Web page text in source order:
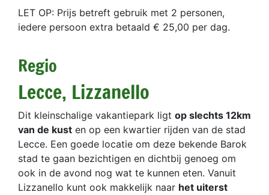
LET OP: Prijs betreft gebruik met 2 personen,
iedere persoon extra betaald € 25,00 per dag.
Regio
Lecce, Lizzanello
Dit kleinschalige vakantiepark ligt op slechts 12km
van de kust en op een kwartier rijden van de stad
Lecce. Een goede locatie om deze bekende Barok
stad te gaan bezichtigen en dichtbij genoeg om
ook in de avond nog wat te kunnen eten. Vanuit
Lizzanello kunt ook makkelijk naar het uiterst